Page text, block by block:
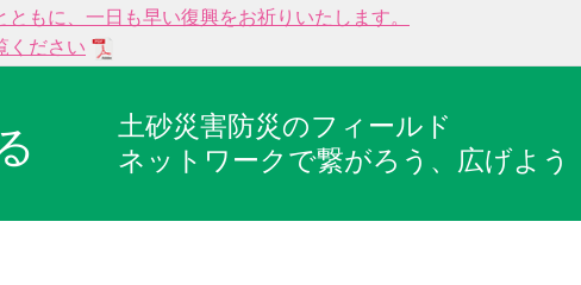
もに、一日も早い復興をお祈りいたします。
ください
土砂災害防災のフィールド
ネットワークで繋がろう、広げよう